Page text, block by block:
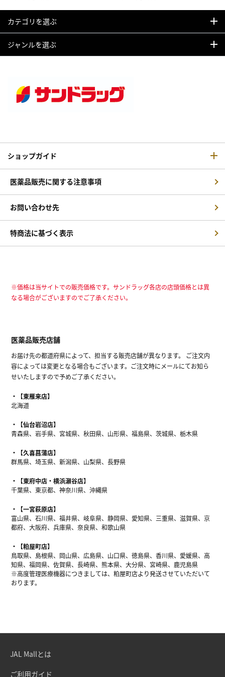
カテゴリを選ぶ
ジャンルを選ぶ
ショップガイド
医薬品販売に関する注意事項
お問い合わせ先
特商法に基づく表示
※価格は当サイトでの販売価格です。サンドラッグ各店の店頭価格とは異
なる場合がございますのでご了承ください。
医薬品販売店舗
お届け先の都道府県によって、担当する販売店舗が異なります。 ご注文内
容によっては変更となる場合もございます。ご注文時にメールにてお知ら
せいたしますので予めご了承ください。
【東雁来店】
北海道
【仙台岩沼店】
青森県、岩手県、宮城県、秋田県、山形県、福島県、茨城県、栃木県
【久喜菖蒲店】
群馬県、埼玉県、新潟県、山梨県、長野県
【東府中店・横浜瀬谷店】
千葉県、東京都、神奈川県、沖縄県
【一宮萩原店】
富山県、石川県、福井県、岐阜県、静岡県、愛知県、三重県、滋賀県、京
都府、大阪府、兵庫県、奈良県、和歌山県
【粕屋町店】
鳥取県、島根県、岡山県、広島県、山口県、徳島県、香川県、愛媛県、高
知県、福岡県、佐賀県、長崎県、熊本県、大分県、宮崎県、鹿児島県
※高度管理医療機器につきましては、粕屋町店より発送させていただいて
おります。
JAL Mallとは
ご利用ガイド